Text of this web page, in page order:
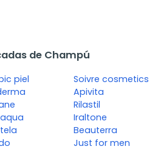
de Champú
piel
Soivre cosmetics
Apivita
Rilastil
Iraltone
Beauterra
Just for men